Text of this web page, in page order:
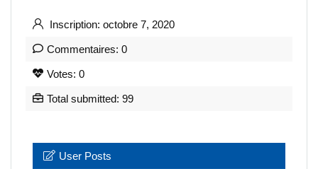
Inscription: octobre 7, 2020
Commentaires: 0
Votes: 0
Total submitted: 99
User Posts